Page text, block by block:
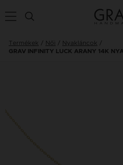
Termékek Női Nyakláncok
GRAV INFINITY LUCK ARANY 14K